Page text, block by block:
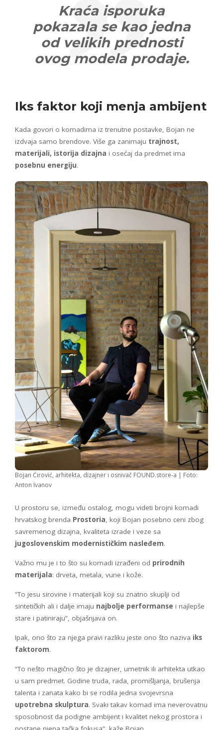
Kraća isporuka
pokazala se kao jedna
od velikih prednosti
ovog modela prodaje.
Iks faktor koji menja ambijent
Kada govori o komadima iz trenutne postavke, Bojan ne
izdvaja samo brendove. Više ga zanimaju trajnost,
materijali, istorija dizajna i osećaj da predmet ima
posebnu energiju.
Bojan Ćirović, arhitekta, dizajner i osnivač FOUND.store-a | Foto:
Anton Ivanov
U prostoru se, između ostalog, mogu videti brojni komadi
hrvatskog brenda Prostoria , koji Bojan posebno ceni zbog
savremenog dizajna, kvaliteta izrade i veze sa
jugoslovenskim modernističkim nasleđem.
Važno mu je i to što su komadi izrađeni od prirodnih
materijala: drveta, metala, vune i kože.
“To jesu sirovine i materijali koji su znatno skuplji od
sintetičkih ali i dalje imaju najbolje performanse i najlepše
stare i patiniraju”, objašnjava on.
Ipak, ono što za njega pravi razliku jeste ono što naziva iks
faktorom.
“To nešto magično što je dizajner, umetnik ili arhitekta utkao
u sam predmet. Godine truda, rada, promišljanja, brušenja
talenta i zanata kako bi se rodila jedna svojevrsna
upotrebna skulptura. Svaki takav komad ima neverovatnu
sposobnost da podigne ambijent i kvalitet nekog prostora i